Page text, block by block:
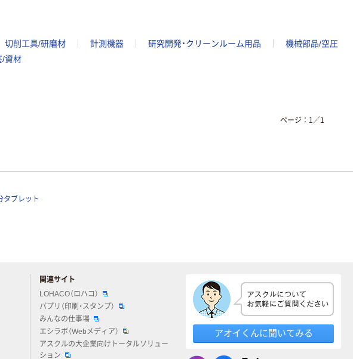
切削工具/研磨材 計測機器 研究開発・クリーンルーム用品
機械部品/空圧
/資材
ページ： 1 ／1
タブレット
関連サイト
LOHACO（ロハコ）
パプリ（印刷・スタンプ）
みんなの仕事場
エシラボ（Webメディア）
アスクルの大企業向けトータルソリュー
ション
アオイくんに聞いてみる